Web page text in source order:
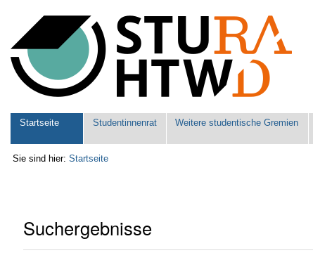
Werkzeuge
Sektionen
Startseite Studentinnenrat Weitere studentische Gremien
Sie sind hier: Startseite
Suchergebnisse